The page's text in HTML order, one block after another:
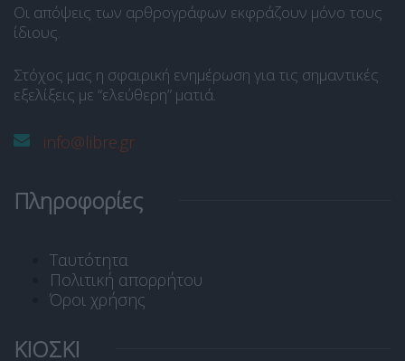
Οι απόψεις των αρθρογράφων εκφράζουν μόνο τους
ίδιους.
Στόχος μας η σφαιρική ενημέρωση για τις σημαντικές
εξελίξεις με “ελεύθερη” ματιά.
info@libre.gr
Πληροφορίες
Ταυτότητα
Πολιτική απορρήτου
Όροι χρήσης
ΚΙΟΣΚΙ